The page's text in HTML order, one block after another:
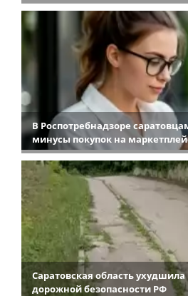
В Роспотребнадзоре
минусы покупок на
Саратовская область
дорожной безопасности РФ